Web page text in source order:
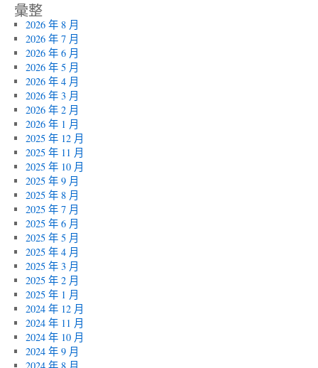
彙整
2026 年 8 月
2026 年 7 月
2026 年 6 月
2026 年 5 月
2026 年 4 月
2026 年 3 月
2026 年 2 月
2026 年 1 月
2025 年 12 月
2025 年 11 月
2025 年 10 月
2025 年 9 月
2025 年 8 月
2025 年 7 月
2025 年 6 月
2025 年 5 月
2025 年 4 月
2025 年 3 月
2025 年 2 月
2025 年 1 月
2024 年 12 月
2024 年 11 月
2024 年 10 月
2024 年 9 月